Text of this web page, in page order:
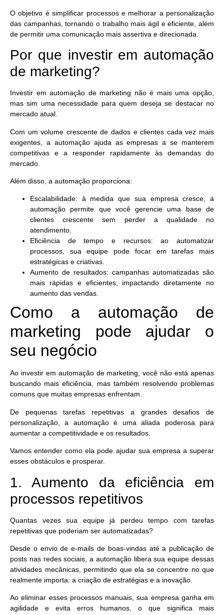
O objetivo é simplificar processos e melhorar a personalização
das campanhas, tornando o trabalho mais ágil e eficiente, além
de permitir uma comunicação mais assertiva e direcionada.
Por que investir em automação
de marketing?
Investir em automação de marketing não é mais uma opção,
mas sim uma necessidade para quem deseja se destacar no
mercado atual.
Com um volume crescente de dados e clientes cada vez mais
exigentes, a automação ajuda as empresas a se manterem
competitivas e a responder rapidamente às demandas do
mercado.
Além disso, a automação proporciona:
Escalabilidade: à medida que sua empresa cresce, a
automação permite que você gerencie uma base de
clientes crescente sem perder a qualidade no
atendimento.
Eficiência de tempo e recursos: ao automatizar
processos, sua equipe pode focar em tarefas mais
estratégicas e criativas.
Aumento de resultados: campanhas automatizadas são
mais rápidas e eficientes, impactando diretamente no
aumento das vendas.
Como a automação de
marketing pode ajudar o
seu negócio
Ao investir em automação de marketing, você não está apenas
buscando mais eficiência, mas também resolvendo problemas
comuns que muitas empresas enfrentam.
De pequenas tarefas repetitivas a grandes desafios de
personalização, a automação é uma aliada poderosa para
aumentar a competitividade e os resultados.
Vamos entender como ela pode ajudar sua empresa a superar
esses obstáculos e prosperar.
1. Aumento da eficiência em
processos repetitivos
Quantas vezes sua equipe já perdeu tempo com tarefas
repetitivas que poderiam ser automatizadas?
Desde o envio de e-mails de boas-vindas até a publicação de
posts nas redes sociais, a automação libera sua equipe dessas
atividades mecânicas, permitindo que ela se concentre no que
realmente importa: a criação de estratégias e a inovação.
Ao eliminar esses processos manuais, sua empresaganha em
agilidade e evita erros humanos, o que significa mais